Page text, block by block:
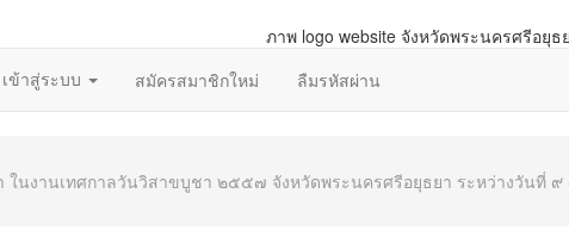
เข้าสู่ระบบ สมัครสมาชิกใหม่ ลืมรหัสผ่าน
ในงานเทศกาลวันวิสาขบูชา ๒๕๕๗ จังหวัดพระนครศรีอยุธยา ระหว่างวันที่ ๙